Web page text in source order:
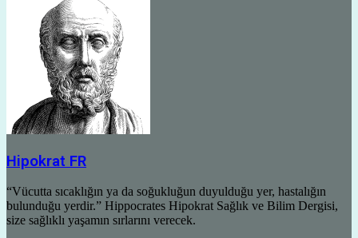
Hipokrat FR
“Vücutta sıcaklığın ya da soğukluğun duyulduğu yer, hastalığın
bulunduğu yerdir.” Hippocrates Hipokrat Sağlık ve Bilim Dergisi,
size sağlıklı yaşamın sırlarını verecek.